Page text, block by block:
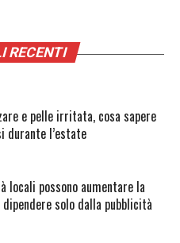
RECENTI
e pelle irritata, cosa sapere
durante l’estate
locali possono aumentare la
solo dalla pubblicità